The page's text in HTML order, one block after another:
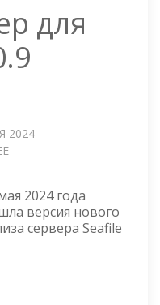
для
2024
ДЛЯ
LINUX
—
2024 года
версия нового
сервера Seafile